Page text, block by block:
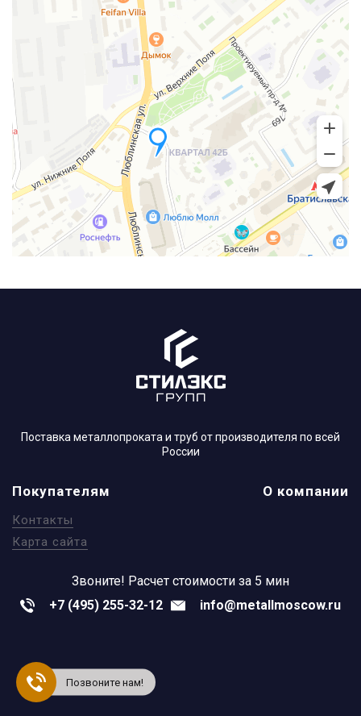
Поставка металлопроката и труб от производителя по всей
России
Покупателям
Контакты
Карта сайта
О компании
Звоните! Расчет стоимости за 5 мин
+7 (495) 255-32-12
info@metallmoscow.ru
Позвоните нам!